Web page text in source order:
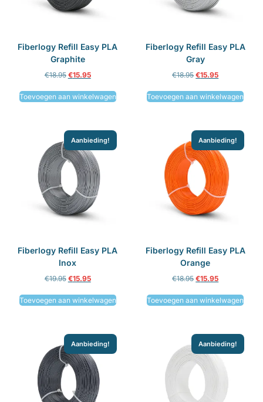
Fiberlogy Refill Easy PLA
Graphite
€18.95 €15.95
Toevoegen aan winkelwagen
Fiberlogy Refill Easy PLA
Gray
€18.95 €15.95
Toevoegen aan winkelwagen
Aanbieding!
Fiberlogy Refill Easy PLA
Inox
€19.95 €15.95
Toevoegen aan winkelwagen
Aanbieding!
Fiberlogy Refill Easy PLA
Orange
€18.95 €15.95
Toevoegen aan winkelwagen
Aanbieding! Aanbieding!